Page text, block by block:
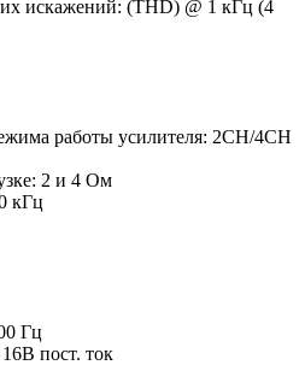
искажений: (THD) @ 1 кГц (4
работы усилителя: 2CH/4CH
2 и 4 Ом
кГц
Гц
пост. ток